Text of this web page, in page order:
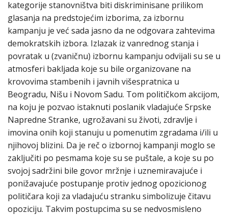
kategorije stanovništva biti diskriminisane prilikom
glasanja na predstojećim izborima, za izbornu
kampanju je već sada jasno da ne odgovara zahtevima
demokratskih izbora. Izlazak iz vanrednog stanja i
povratak u (zvaničnu) izbornu kampanju odvijali su se u
atmosferi bakljada koje su bile organizovane na
krovovima stambenih i javnih višespratnica u
Beogradu, Nišu i Novom Sadu. Tom političkom akcijom,
na koju je pozvao istaknuti poslanik vladajuće Srpske
Napredne Stranke, ugrožavani su životi, zdravlje i
imovina onih koji stanuju u pomenutim zgradama i/ili u
njihovoj blizini. Da je reč o izbornoj kampanji moglo se
zaključiti po pesmama koje su se puštale, a koje su po
svojoj sadržini bile govor mržnje i uznemiravajuće i
ponižavajuće postupanje protiv jednog opozicionog
političara koji za vladajuću stranku simbolizuje čitavu
opoziciju. Takvim postupcima su se nedvosmisleno